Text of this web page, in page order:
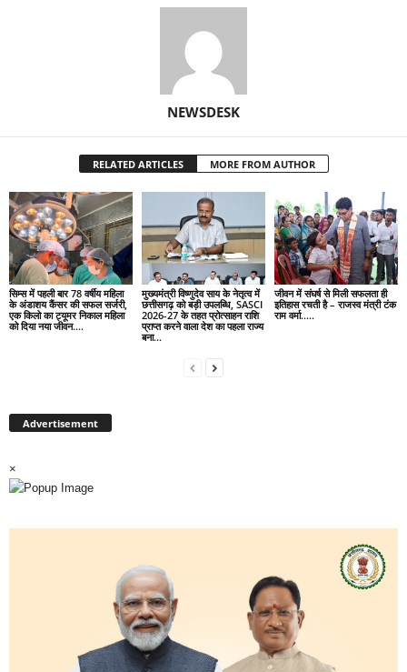
NEWSDESK
RELATED ARTICLES MORE FROM AUTHOR
सिम्स में पहली बार 78 वर्षीय महिला
के अंडाशय कैंसर की सफल सर्जरी,
एक किलो का ट्यूमर निकाल महिला
को दिया नया जीवन….
मुख्यमंत्री विष्णुदेव साय के नेतृत्व में
छत्तीसगढ़ को बड़ी उपलब्धि, SASCI
2026-27 के तहत प्रोत्साहन राशि
प्राप्त करने वाला देश का पहला राज्य
बना...
जीवन में संघर्ष से मिली सफलता ही
इतिहास रचती है – राजस्व मंत्री टंक
राम वर्मा…..
Advertisement
×